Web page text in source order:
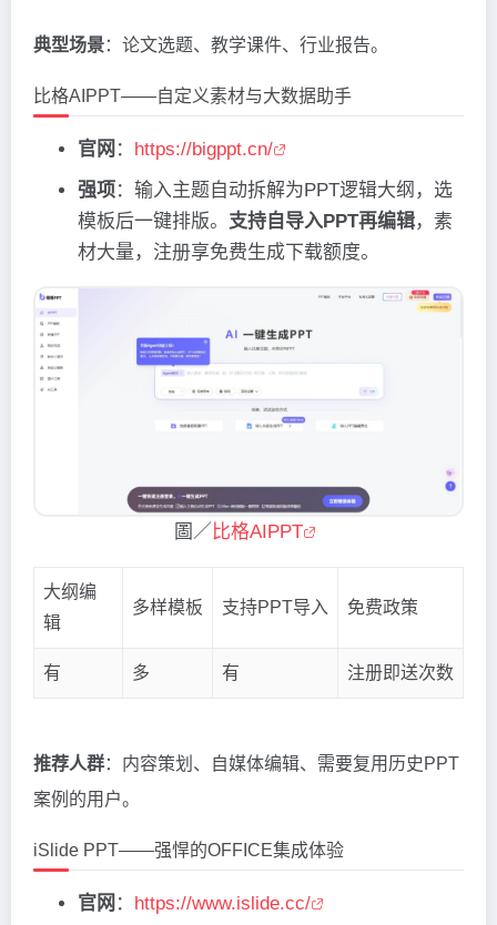
典型场景：论文选题、教学课件、行业报告。
比格AIPPT——自定义素材与大数据助手
官网 ： https://bigppt.cn/
强项：输入主题自动拆解为PPT逻辑大纲，选
模板后一键排版。 支持自导入PPT再编辑，素
材大量，注册享免费生成下载额度。
圖／ 比格AIPPT
大纲编
辑
多样模板 支持PPT导入 免费政策
有 多 有 注册即送次数
推荐人群：内容策划、自媒体编辑、需要复用历史PPT
案例的用户。
iSlide PPT——强悍的OFFICE集成体验
官网 ： https://www.islide.cc/